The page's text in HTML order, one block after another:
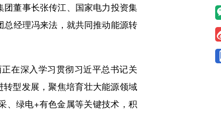
董事长张传江、国家电力投资集
经理冯来法，就共同推动能源转
在深入学习贯彻习近平总书记关
型发展，聚焦培育壮大能源领域
、绿电+有色金属等关键技术，积